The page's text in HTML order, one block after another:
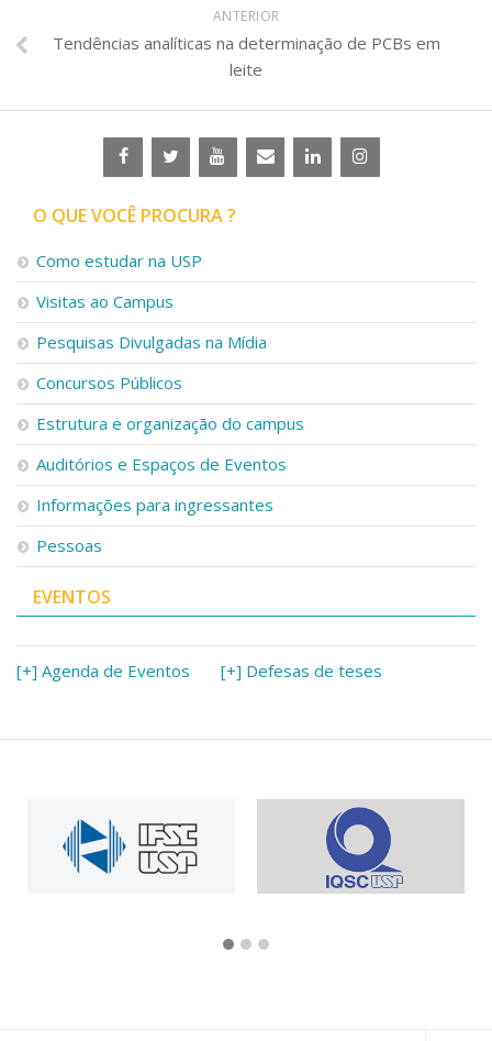
ANTERIOR
Tendências analíticas na determinação de PCBs em
leite
O QUE VOCÊ PROCURA ?
Como estudar na USP
Visitas ao Campus
Pesquisas Divulgadas na Mídia
Concursos Públicos
Estrutura e organização do campus
Auditórios e Espaços de Eventos
Informações para ingressantes
Pessoas
EVENTOS
[+] Agenda de Eventos [+] Defesas de teses